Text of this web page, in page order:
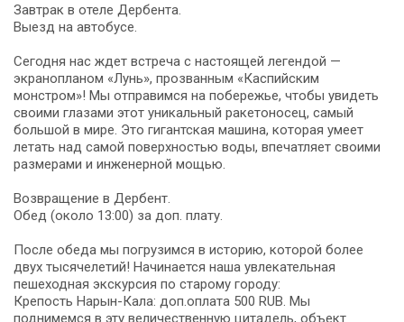
Завтрак в отеле Дербента.
Выезд на автобусе.
Сегодня нас ждет встреча с настоящей легендой —
экранопланом «Лунь», прозванным «Каспийским
монстром»! Мы отправимся на побережье, чтобы увидеть
своими глазами этот уникальный ракетоносец, самый
большой в мире. Это гигантская машина, которая умеет
летать над самой поверхностью воды, впечатляет своими
размерами и инженерной мощью.
Возвращение в Дербент.
Обед (около 13:00) за доп. плату.
После обеда мы погрузимся в историю, которой более
двух тысячелетий! Начинается наша увлекательная
пешеходная экскурсия по старому городу:
Крепость Нарын-Кала: доп.оплата 500 RUB. Мы
поднимемся в эту величественную цитадель, объект